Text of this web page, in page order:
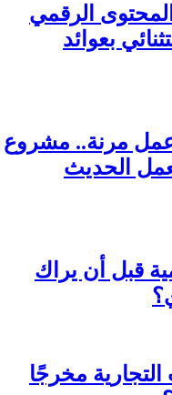
الرقمي
بعوائد
مرنة.. مشروع
الحديث
قبل أن يراك
مخرجًا